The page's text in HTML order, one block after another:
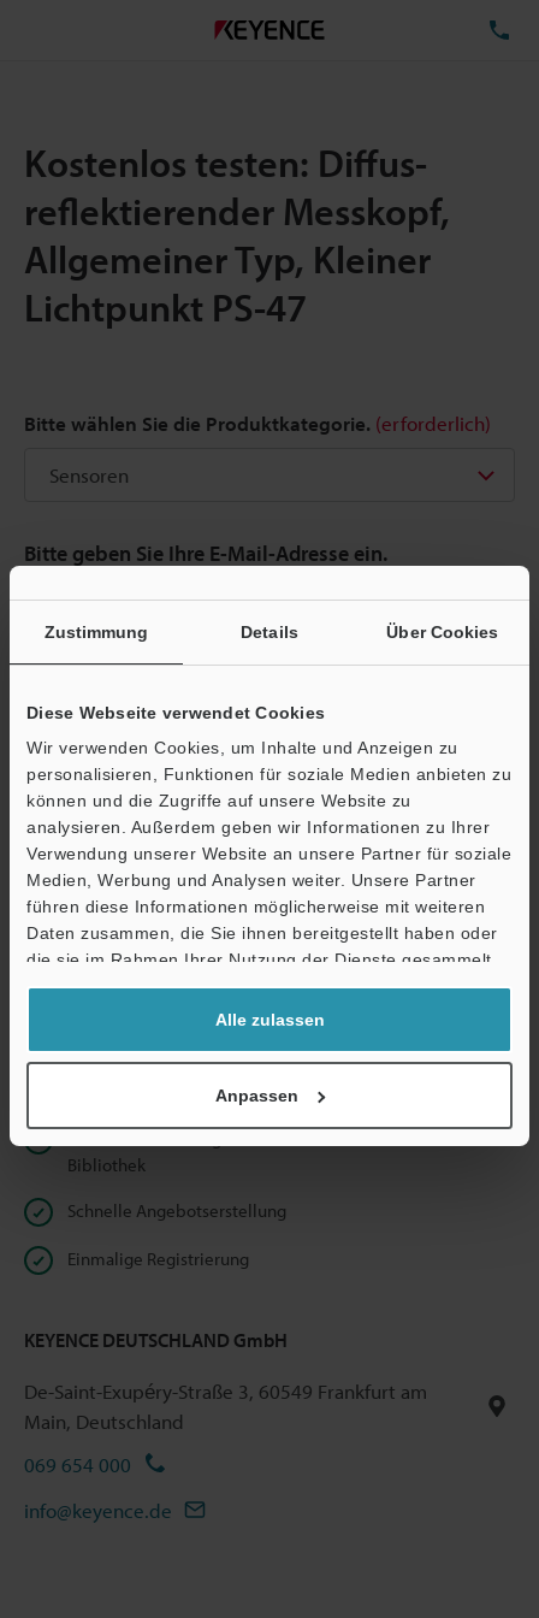
Zustimmung Details Über Cookies
Diese Webseite verwendet Cookies
Wir verwenden Cookies, um Inhalte und Anzeigen zu
personalisieren, Funktionen für soziale Medien anbieten zu
können und die Zugriffe auf unsere Website zu
analysieren. Außerdem geben wir Informationen zu Ihrer
Verwendung unserer Website an unsere Partner für soziale
Medien, Werbung und Analysen weiter. Unsere Partner
führen diese Informationen möglicherweise mit weiteren
Daten zusammen, die Sie ihnen bereitgestellt haben oder
die sie im Rahmen Ihrer Nutzung der Dienste gesammelt
haben.
Alle zulassen
Anpassen
Kostenlos testen: Diffus-
reflektierender Messkopf,
Allgemeiner Typ, Kleiner
Lichtpunkt PS-47
Bitte wählen Sie die Produktkategorie. (erforderlich)
Bitte geben Sie Ihre E-Mail-Adresse ein.
Falls Sie sich noch nicht registriert haben, können Sie die
kostenlose Registrierung im nächsten Schritt abschließen.
E-Mail-Adresse (erforderlich)
Weiter
Datenschutz ist uns wichtig - Ihre Daten werden niemals
Vorteile für registrierte Mitglieder
Bibliothek
Schnelle Angebotserstellung
Einmalige Registrierung
KEYENCE DEUTSCHLAND GmbH
De-Saint-Exupéry-Straße 3, 60549 Frankfurt am
Main, Deutschland
069 654 000
info@keyence.de